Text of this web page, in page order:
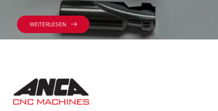
WEITERLESEN